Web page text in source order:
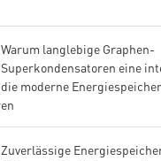
Warum langlebige Graphen-
Superkondensatoren eine
die moderne
Zuverlässige